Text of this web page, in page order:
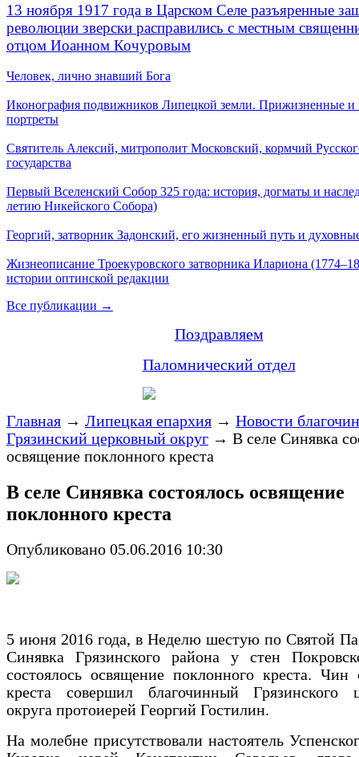
13 ноября 1917 года в Царском Селе разъяренные
революции зверски расправились с местным
отцом Иоанном Кочуровым
Человек, лично знавший Бога
Иконография подвижников Липецкой земли. Прижизненные и
портреты
Святитель Алексий, митрополит Московский, кормчий
государства
Первый Вселенский Собор 325 года: история, догматы и
летию Никейского Собора)
Георгий, затворник Задонский, его жизненный путь и
Жизнеописание Троекуровского затворника Илариона
истории оптинской редакции
Все публикации →
Поздравляем
Паломнический отдел
Главная → Липецкая епархия → Новости
Грязинский церковный округ → В селе Синявка
освящение поклонного креста
В селе Синявка состоялось освящение
поклонного креста
Опубликовано 05.06.2016 10:30
5 июня 2016 года, в Неделю шестую по Святой
Синявка Грязинского района у стен
состоялось освящение поклонного креста. Чин
креста совершил благочинный Грязинского
округа протоиерей Георгий Гостилин.
На молебне присутствовали настоятель